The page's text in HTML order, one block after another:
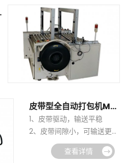
化操作
4、铸钢机芯结构，运行稳
定，故障率低
S
皮带型全自动打包机MH-102AP
1、皮带驱动，输送平稳
2、皮带间隙小，可输送更小
更窄的货物
3、PLC控制，进口电器配
查看详情